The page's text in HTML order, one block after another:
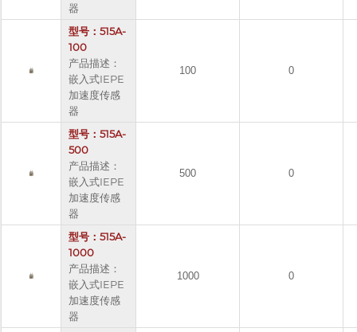
器
型号：515A-
100
产品描述：
嵌入式IEPE
加速度传感
器
100 0
型号：515A-
500
产品描述：
嵌入式IEPE
加速度传感
器
500 0
型号：515A-
1000
产品描述：
嵌入式IEPE
加速度传感
器
1000 0